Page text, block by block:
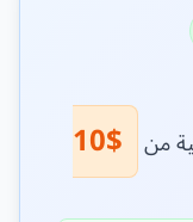
من $10